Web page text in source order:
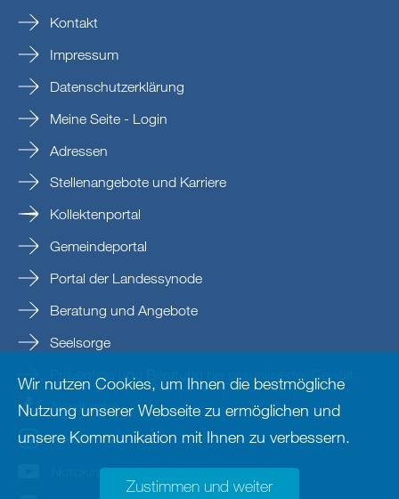
Kontakt
Impressum
Datenschutzerklärung
Meine Seite - Login
Adressen
Stellenangebote und Karriere
Kollektenportal
Gemeindeportal
Portal der Landessynode
Beratung und Angebote
Seelsorge
Prävention und Beratung bei sexualisierter Gewalt
Nordkirche
nordkirche
Nordkirche
Wir nutzen Cookies, um Ihnen die bestmögliche
Nutzung unserer Webseite zu ermöglichen und
unsere Kommunikation mit Ihnen zu verbessern.
Zustimmen und weiter